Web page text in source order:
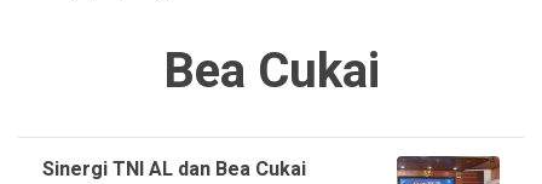
Bea Cukai
Sinergi TNI AL dan Bea Cukai